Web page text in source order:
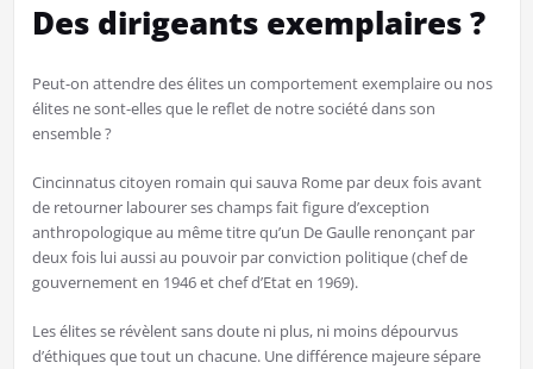
Des dirigeants exemplaires ?
Peut-on attendre des élites un comportement exemplaire ou nos
élites ne sont-elles que le reflet de notre société dans son
ensemble ?
Cincinnatus citoyen romain qui sauva Rome par deux fois avant
de retourner labourer ses champs fait figure d’exception
anthropologique au même titre qu’un De Gaulle renonçant par
deux fois lui aussi au pouvoir par conviction politique (chef de
gouvernement en 1946 et chef d’Etat en 1969).
Les élites se révèlent sans doute ni plus, ni moins dépourvus
d’éthiques que tout un chacune. Une différence majeure sépare